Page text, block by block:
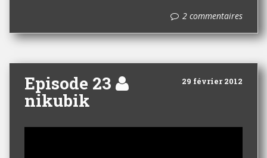
2 commentaires
Episode 23 29 février 2012
nikubik